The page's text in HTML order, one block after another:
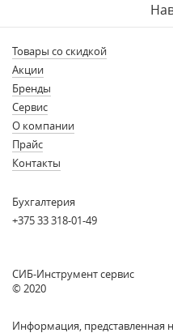
Товары со скидкой
Акции
Бренды
Сервис
О компании
Прайс
Контакты
Бухгалтерия
+375 33 318-01-49
СИБ-Инструмент сервис
© 2020
Информация, представленная